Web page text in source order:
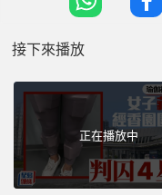
日）在粉嶺裁判法
接下來播放
正在播放中